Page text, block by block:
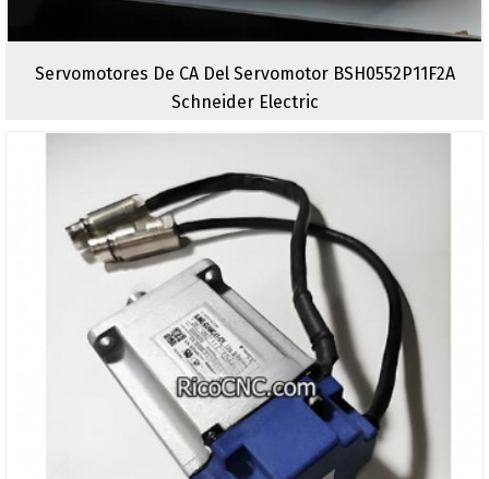
Servomotores De CA Del Servomotor BSH0552P11F2A
Schneider Electric